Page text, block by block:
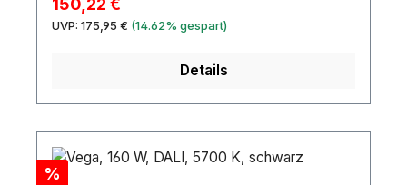
UVP: Regulärer Preis:
175,95 € (14.62% gespart)
Details
Rabatt
%